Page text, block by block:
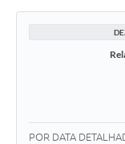
POR DATA